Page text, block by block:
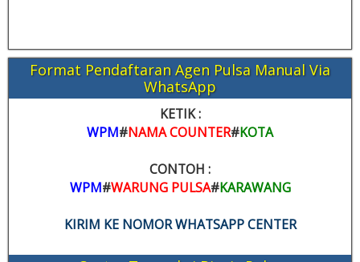
Format Pendaftaran Agen Pulsa Manual Via
WhatsApp
KETIK :
WPM#NAMA COUNTER#KOTA
CONTOH :
WPM#WARUNG PULSA#KARAWANG
KIRIM KE NOMOR WHATSAPP CENTER